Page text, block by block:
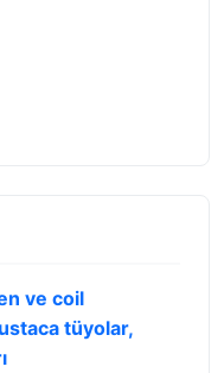
ve coil
tüyolar,